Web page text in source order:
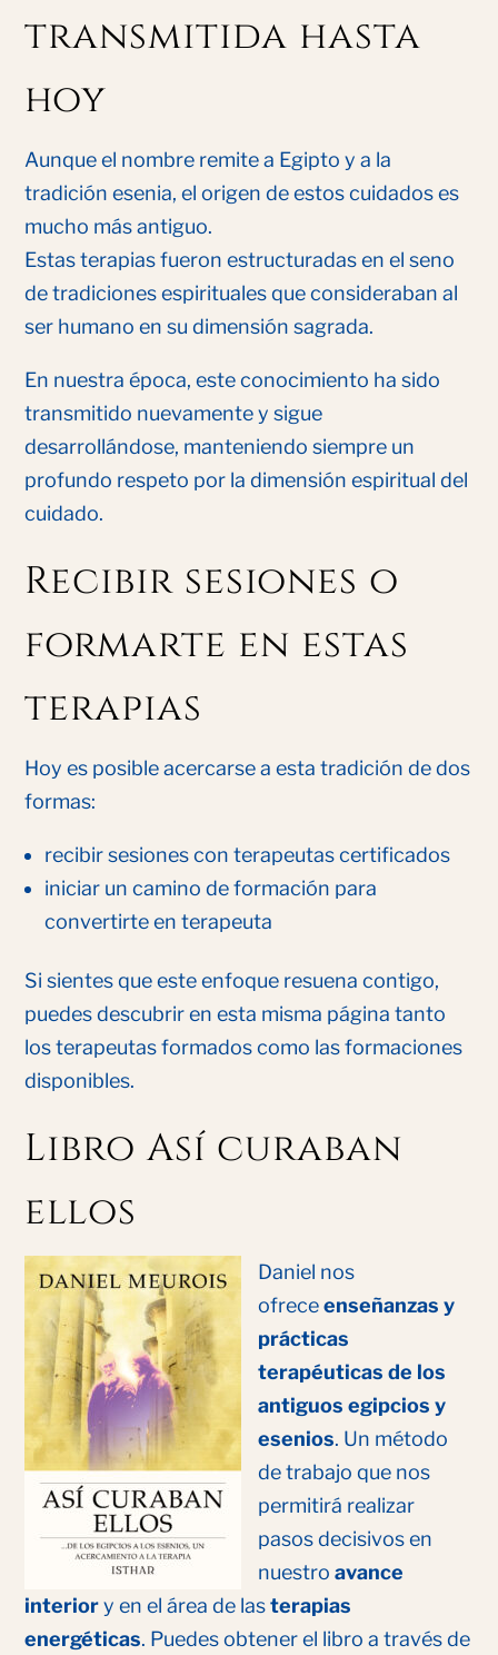
transmitida hasta
hoy
Aunque el nombre remite a Egipto y a la
tradición esenia, el origen de estos cuidados es
mucho más antiguo.
Estas terapias fueron estructuradas en el seno
de tradiciones espirituales que consideraban al
ser humano en su dimensión sagrada.
En nuestra época, este conocimiento ha sido
transmitido nuevamente y sigue
desarrollándose, manteniendo siempre un
profundo respeto por la dimensión espiritual del
cuidado.
Recibir sesiones o
formarte en estas
terapias
Hoy es posible acercarse a esta tradición de dos
formas:
recibir sesiones con terapeutas certificados
iniciar un camino de formación para
convertirte en terapeuta
Si sientes que este enfoque resuena contigo,
puedes descubrir en esta misma página tanto
los terapeutas formados como las formaciones
disponibles.
Libro Así curaban
ellos
Daniel nos
ofreceenseñanzas y
prácticas
terapéuticas de los
antiguos egipcios y
esenios. Un método
de trabajo que nos
permitirá realizar
pasos decisivos en
nuestroavance
interiory en el área de lasterapias
energéticas. Puedes obtener el libro a través de